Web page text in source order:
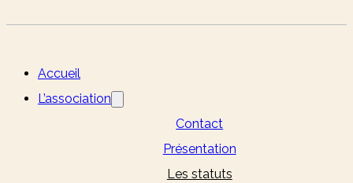
Accueil
L’association
Contact
Présentation
Les statuts